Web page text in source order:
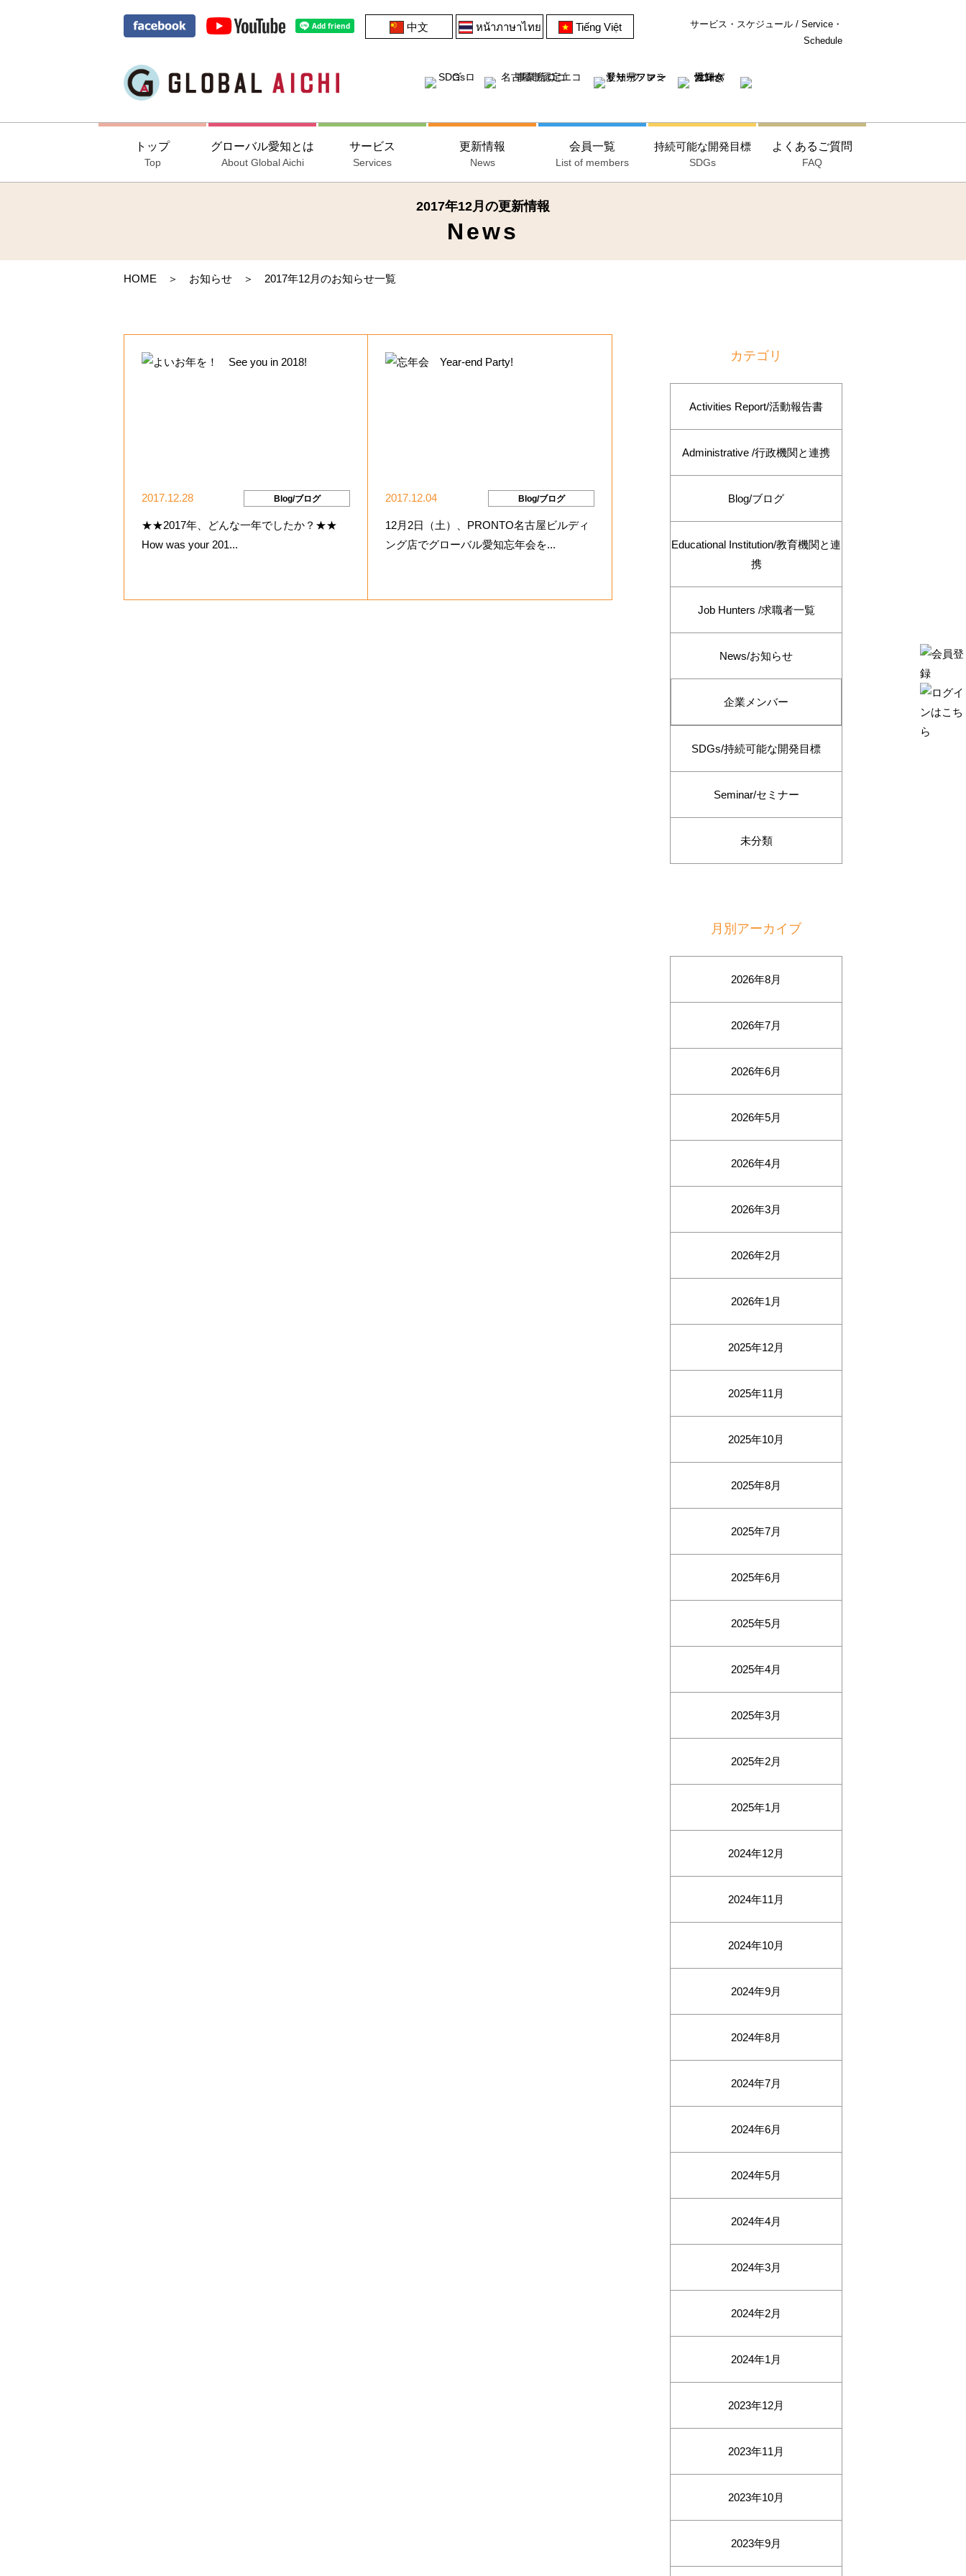
中文 หน้าภาษาไทย Tiếng Việt
サービス・スケジュール / Service・
Schedule
トップ
Top
グローバル愛知とは
About Global Aichi
サービス
Services
更新情報
News
会員一覧
List of members
持続可能な開発目標
SDGs
よくあるご質問
FAQ
2017年12月の更新情報
News
HOME ＞ お知らせ ＞ 2017年12月のお知らせ一覧
2017.12.28 Blog/ブログ
★★2017年、どんな一年でしたか？★★
How was your 201...
2017.12.04 Blog/ブログ
12月2日（土）、PRONTO名古屋ビルディ
ング店でグローバル愛知忘年会を...
カテゴリ
Activities Report/活動報告書
Administrative /行政機関と連携
Blog/ブログ
Educational Institution/教育機関と連
携
Job Hunters /求職者一覧
News/お知らせ
企業メンバー
SDGs/持続可能な開発目標
Seminar/セミナー
未分類
月別アーカイブ
2026年8月
2026年7月
2026年6月
2026年5月
2026年4月
2026年3月
2026年2月
2026年1月
2025年12月
2025年11月
2025年10月
2025年8月
2025年7月
2025年6月
2025年5月
2025年4月
2025年3月
2025年2月
2025年1月
2024年12月
2024年11月
2024年10月
2024年9月
2024年8月
2024年7月
2024年6月
2024年5月
2024年4月
2024年3月
2024年2月
2024年1月
2023年12月
2023年11月
2023年10月
2023年9月